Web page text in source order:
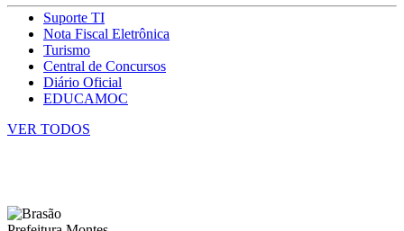
Suporte TI
Nota Fiscal Eletrônica
Turismo
Central de Concursos
Diário Oficial
EDUCAMOC
VER TODOS